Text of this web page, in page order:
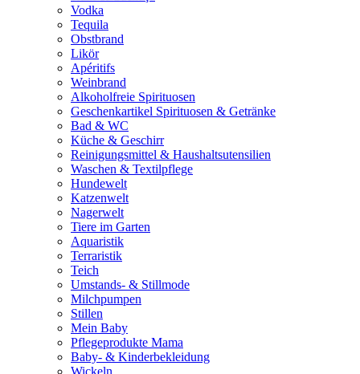
Vodka
Tequila
Obstbrand
Likör
Apéritifs
Weinbrand
Alkoholfreie Spirituosen
Geschenkartikel Spirituosen & Getränke
Bad & WC
Küche & Geschirr
Reinigungsmittel & Haushaltsutensilien
Waschen & Textilpflege
Hundewelt
Katzenwelt
Nagerwelt
Tiere im Garten
Aquaristik
Terraristik
Teich
Umstands- & Stillmode
Milchpumpen
Stillen
Mein Baby
Pflegeprodukte Mama
Baby- & Kinderbekleidung
Wickeln